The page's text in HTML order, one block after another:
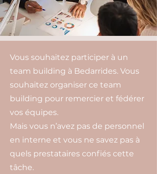
Vous souhaitez participer à un
team building à Bedarrides. Vous
souhaitez organiser ce team
building pour remercier et fédérer
vos équipes.
Mais vous n’avez pas de personnel
en interne et vous ne savez pas à
quels prestataires confiés cette
tâche.